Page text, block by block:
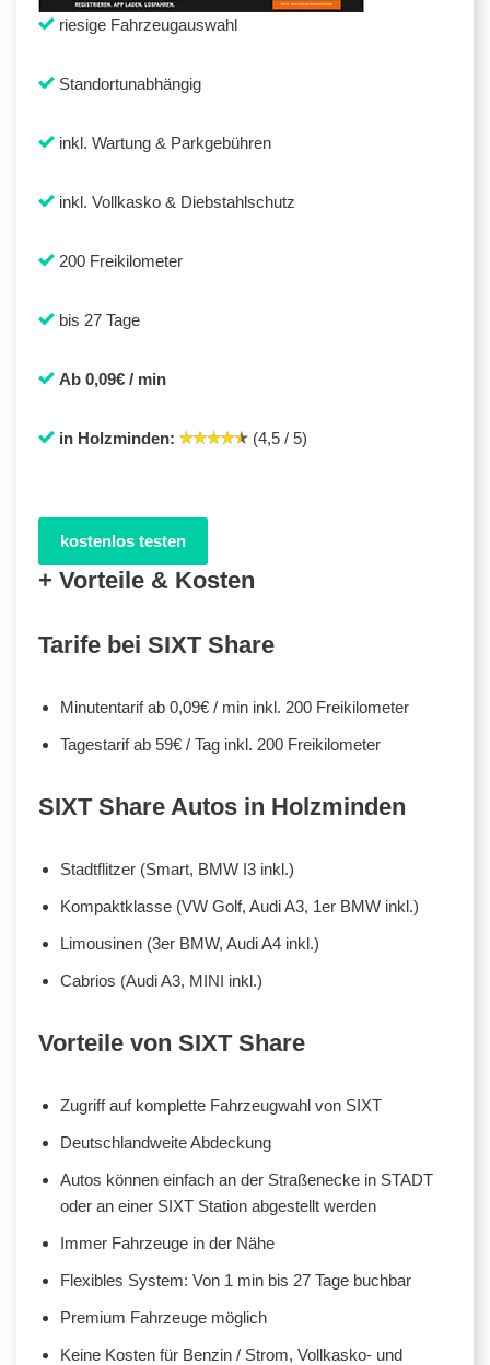
riesige Fahrzeugauswahl
Standortunabhängig
inkl. Wartung & Parkgebühren
inkl. Vollkasko & Diebstahlschutz
200 Freikilometer
bis 27 Tage
Ab 0,09€ / min
in Holzminden: (4,5 / 5)
kostenlos testen
+ Vorteile & Kosten
Tarife bei SIXT Share
Minutentarif ab 0,09€ / min inkl. 200 Freikilometer
Tagestarif ab 59€ / Tag inkl. 200 Freikilometer
SIXT Share Autos in Holzminden
Stadtflitzer (Smart, BMW I3 inkl.)
Kompaktklasse (VW Golf, Audi A3, 1er BMW inkl.)
Limousinen (3er BMW, Audi A4 inkl.)
Cabrios (Audi A3, MINI inkl.)
Vorteile von SIXT Share
Zugriff auf komplette Fahrzeugwahl von SIXT
Deutschlandweite Abdeckung
Autos können einfach an der Straßenecke in STADT
oder an einer SIXT Station abgestellt werden
Immer Fahrzeuge in der Nähe
Flexibles System: Von 1 min bis 27 Tage buchbar
Premium Fahrzeuge möglich
Keine Kosten für Benzin / Strom, Vollkasko- und